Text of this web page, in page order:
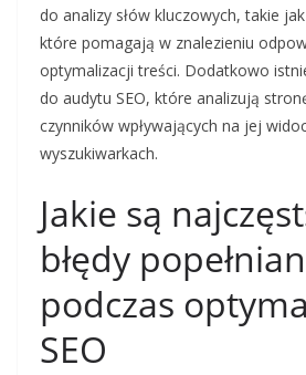
do analizy słów kluczowych, takie
które pomagają w znalezieniu
optymalizacji treści. Dodatkowo
do audytu SEO, które analizują
czynników wpływających na jej
wyszukiwarkach.
Jakie są
błędy
podczas
SEO